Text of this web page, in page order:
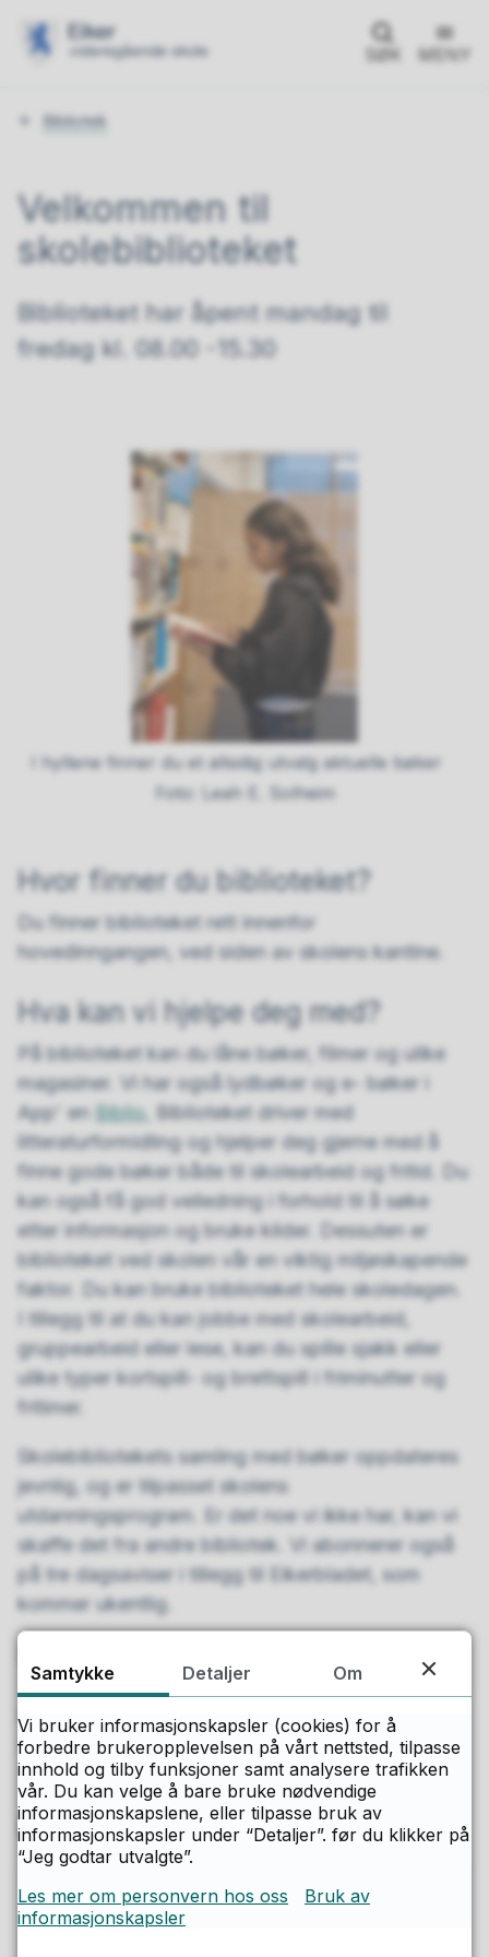
SØK MENY
Du
Bibliotek
Velkommen til
skolebiblioteket
Biblioteket har åpent mandag til
fredag kl. 08.00 -15.30
I hyllene finner du et allsidig utvalg aktuelle bøker
Leah E. Solheim
Hvor finner du biblioteket?
Du finner biblioteket rett innenfor
hovedinngangen, ved siden av skolens kantine.
Hva kan vi hjelpe deg med?
På biblioteket kan du låne bøker, filmer og ulike
magasiner. Vi har også lydbøker og e- bøker i
App' en Biblio. Biblioteket driver med
litteraturformidling og hjelper deg gjerne med å
finne gode bøker både til skolearbeid og fritid. Du
kan også få god veiledning i forhold til å søke
etter informasjon og bruke kilder. Dessuten er
biblioteket ved skolen vår en viktig miljøskapende
faktor. Du kan bruke biblioteket hele skoledagen.
I tillegg til at du kan jobbe med skolearbeid,
gruppearbeid eller lese, kan du spille sjakk eller
ulike typer kortspill- og brettspill i friminutter og
fritimer.
Skolebibliotekets samling med bøker oppdateres
jevnlig, og er tilpasset skolens
utdanningsprogram. Er det noe vi ikke har, kan vi
skaffe det fra andre bibliotek. Vi abonnerer også
på tre dagsaviser i tillegg til Eikerbladet, som
kommer ukentlig.
Publisert
01.06.2020 09.55
Sist endret
05.05.2026 15.11
Kontakt
Else Dahl
Samtykke Detaljer Om
Vi bruker informasjonskapsler (cookies) for å
forbedre brukeropplevelsen på vårt nettsted, tilpasse
innhold og tilby funksjoner samt analysere trafikken
vår. Du kan velge å bare bruke nødvendige
informasjonskapslene, eller tilpasse bruk av
informasjonskapsler under “Detaljer”. før du klikker på
“Jeg godtar utvalgte”.
Les mer om personvern hos oss
Bruk av
informasjonskapsler